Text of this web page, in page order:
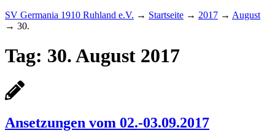
SV Germania 1910 Ruhland e.V. → Startseite → 2017 → August
→ 30.
Tag: 30. August 2017
Ansetzungen vom 02.-03.09.2017